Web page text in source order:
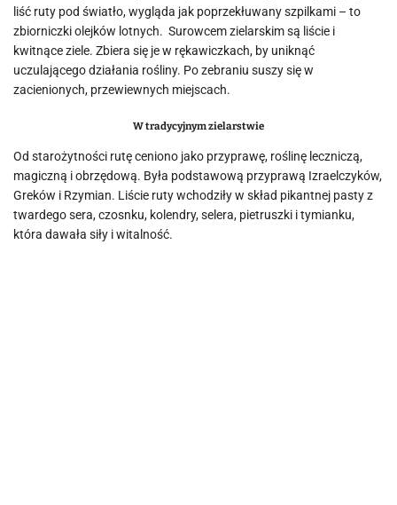
liść ruty pod światło, wygląda jak poprzekłuwany szpilkami – to
zbiorniczki olejków lotnych. Surowcem zielarskim są liście i
kwitnące ziele. Zbiera się je w rękawiczkach, by uniknąć
uczulającego działania rośliny. Po zebraniu suszy się w
zacienionych, przewiewnych miejscach.
W tradycyjnym zielarstwie
Od starożytności rutę ceniono jako przyprawę, roślinę leczniczą,
magiczną i obrzędową. Była podstawową przyprawą Izraelczyków,
Greków i Rzymian. Liście ruty wchodziły w skład pikantnej pasty z
twardego sera, czosnku, kolendry, selera, pietruszki i tymianku,
która dawała siły i witalność.